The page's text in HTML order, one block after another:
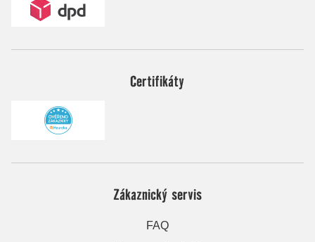
Certifikáty
Zákaznický servis
FAQ